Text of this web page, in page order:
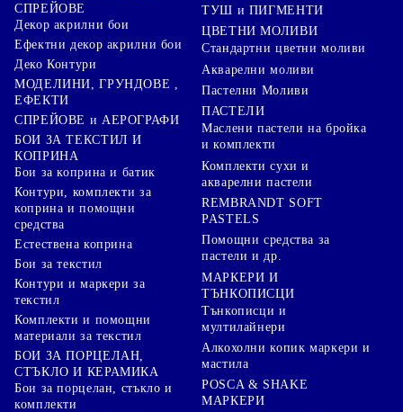
СПРЕЙОВЕ
Декор акрилни бои
Ефектни декор акрилни бои
Деко Контури
МОДЕЛИНИ, ГРУНДОВЕ ,
ЕФЕКТИ
СПРЕЙОВЕ и АЕРОГРАФИ
БОИ ЗА ТЕКСТИЛ И
КОПРИНА
Бои за коприна и батик
Контури, комплекти за
коприна и помощни
средства
Естествена коприна
Бои за текстил
Контури и маркери за
текстил
Комплекти и помощни
материали за текстил
БОИ ЗА ПОРЦЕЛАН,
СТЪКЛО И КЕРАМИКА
Бои за порцелан, стъкло и
комплекти
ТУШ и ПИГМЕНТИ
ЦВЕТНИ МОЛИВИ
Стандартни цветни моливи
Акварелни моливи
Пастелни Моливи
ПАСТЕЛИ
Маслени пастели на бройка
и комплекти
Комплекти сухи и
акварелни пастели
REMBRANDT SOFT
PASTELS
Помощни средства за
пастели и др.
МАРКЕРИ И
ТЪНКОПИСЦИ
Тънкописци и
мултилайнери
Алкохолни копик маркери и
мастила
POSCA & SHAKE
МАРКЕРИ